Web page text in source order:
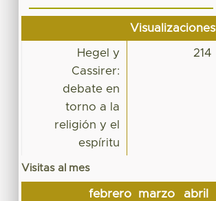
Visualizaciones
Hegel y
Cassirer:
debate en
torno a la
religión y el
espíritu
214
Visitas al mes
febrero
marzo
abril